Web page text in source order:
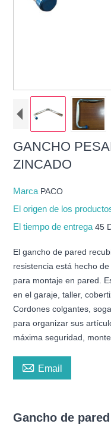
GANCHO
ZINCADO
Marca PACO
El origen de los
El tiempo de entrega45
El gancho de pared
resistencia está hecho
para montaje en pared.
en el garaje, taller,
Cordones colgantes,
para organizar sus
máxima seguridad,
 Email
Gancho de